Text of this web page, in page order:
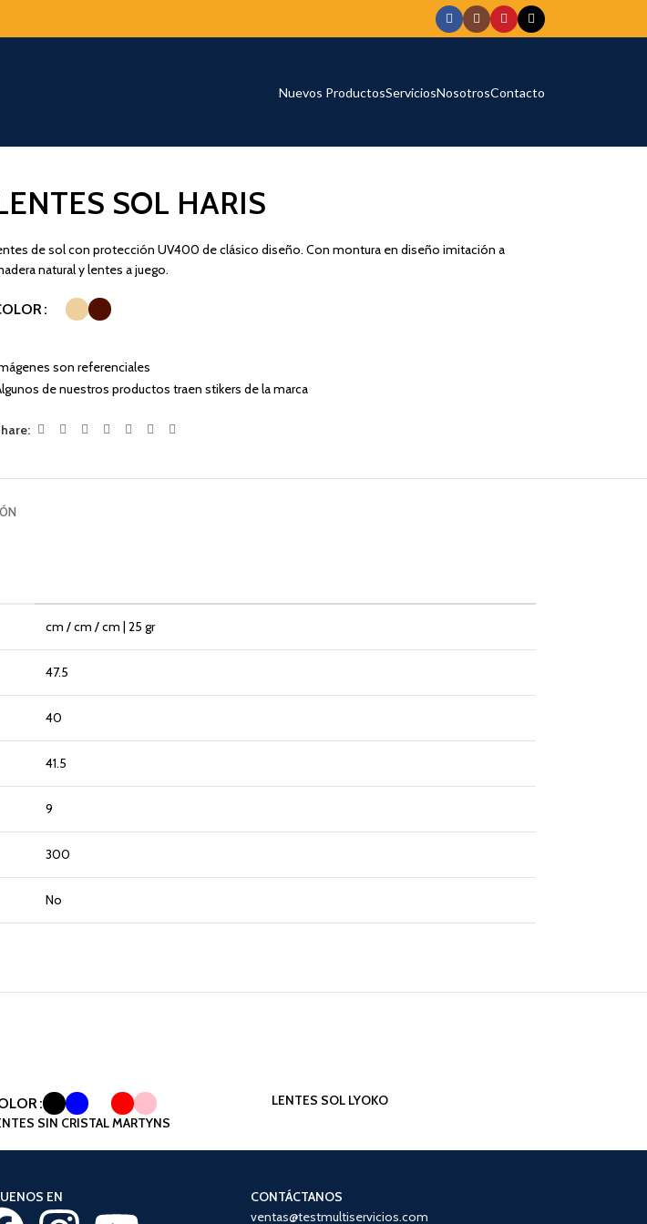
Nuevos ProductosServiciosNosotrosContacto
SOL HARIS
de sol con protección UV400 de clásico diseño. Con montura en diseño imitación a
natural y lentes a juego.
son referenciales
de nuestros productos traen stikers de la marca
cm / cm / cm | 25 gr
47.5
40
41.5
9
300
No
SIN CRISTAL MARTYNS
LENTES SOL LYOKO
EN
CONTÁCTANOS
ventas@testmultiservicios.com